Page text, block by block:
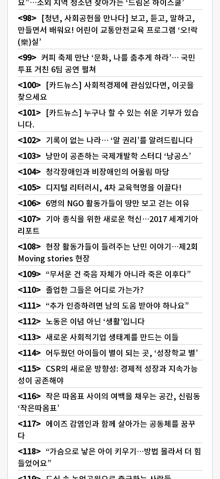
요”…소외 지역 청소년 찾아가는 ‘드림온 하이스쿨’
[청년, 사회공헌을 만나다] 보고, 듣고, 말하고,
만들면서 배워요! 어린이 교통안전교육 프로그램 ‘오!락
(樂)실’
커피 축제 만난 ‘문화, 나를 춤추게 하라’… 국민
투표 거친 6팀 공연 펼쳐
[카드뉴스] 사회적경제에 관심있다면, 이곳을
찾으세요
[카드뉴스] 누구나 할 수 있는 쉬운 기부가 있습
니다.
기록이 없는 나라… ‘알 권리’를 알려드립니다
낭만이 공존하는 국제개발학 스터디 ‘낭공스’
청각장애인과 비장애인의 어울림 마당
디지털 리터러시, 4차 교육혁명을 이끌다!
6명의 NGO 활동가들이 땅만 보고 걷는 이유
기아 종식을 위한 새로운 혁신…2017 세계기아
리포트
현장 활동가들이 들려주는 난민 이야기…제2회
Moving stories 현장
“무서운 건 죽음 자체가 아니라 죽은 이후다”
졸업한 그들은 어디로 가는가?
“추가 인증하려면 남의 도움 받아야 하나요”
노동은 이념 아닌 ‘생활’입니다
새로운 사회적기업 생태계를 만드는 이들
어두웠던 아이들이 별이 되는 곳, ‘성장학교 별’
CSR의 새로운 방향성: 경제적 성장과 지속가능
성이 공존해야
작은 따옴표 사이의 여백을 채우는 공간, 신림동
‘작은따옴표’
에이즈 감염인과 함께 살아가는 공동체를 꿈꾸
다
“가슴으로 낳은 아이 키우기…방법 몰라서 더 힘
들었어요”